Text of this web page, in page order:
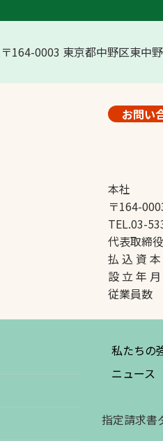
164-0003 東京都中野区東中
お問い
本社
〒164-
TEL.03-
代表取締
払 込 資
設 立 年
従業員数
私たちの
ニュース
指定請求書